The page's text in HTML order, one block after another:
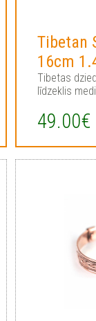
Tibetan
16cm
Tibetas
līdzeklis
49.00€